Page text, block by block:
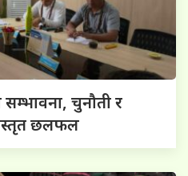
सम्भावना, चुनौती र
छलफल